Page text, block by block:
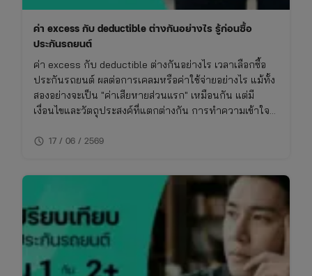
ค่า excess กับ deductible ต่างกันอย่างไร รู้ก่อนซื้อ
ประกันรถยนต์
ค่า excess กับ deductible ต่างกันอย่างไร เวลาเลือกซื้อ
ประกันรถยนต์ ผลต่อการเคลมหรือค่าใช้จ่ายอย่างไร แม้ทั้ง
สองอย่างจะเป็น "ค่าเสียหายส่วนแรก" เหมือนกัน แต่มี
เงื่อนไขและวัตถุประสงค์ที่แตกต่างกัน การทำความเข้าใจ
ไม่พลาดย้อนหลัง
schedule 17 / 06 / 2569